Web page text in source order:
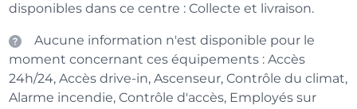
disponibles dans ce centre : Collecte et livraison.
Aucune information n'est disponible pour le
moment concernant ces équipements : Accès
24h/24, Accès drive-in, Ascenseur, Contrôle du climat,
Alarme incendie, Contrôle d'accès, Employés sur